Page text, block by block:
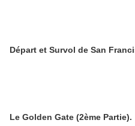
Départ et Survol de San
Le Golden Gate (2ème Partie).